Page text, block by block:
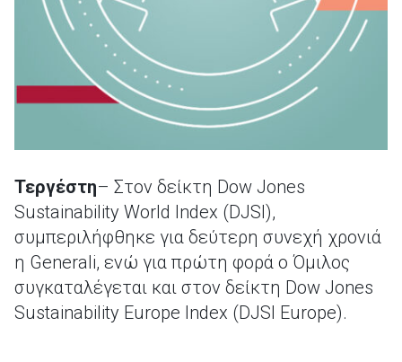
Τεργέστη– Στον δείκτη Dow Jones
Sustainability World Index (DJSI),
συμπεριλήφθηκε για δεύτερη συνεχή χρονιά
η Generali, ενώ για πρώτη φορά ο Όμιλος
συγκαταλέγεται και στον δείκτη Dow Jones
Sustainability Europe Index (DJSI Europe).